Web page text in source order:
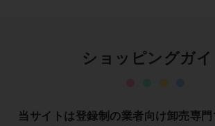
ショッピングガイ
当サイトは登録制の業者向け卸売専